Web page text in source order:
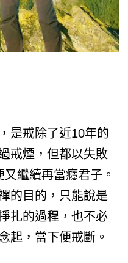
是戒除了近10年的
戒煙，但都以失敗
繼續再當癮君子。
的目的，只能說是
扎的過程，也不必
起，當下便戒斷。